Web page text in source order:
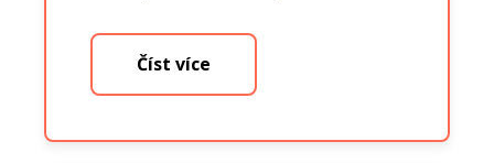
Číst více